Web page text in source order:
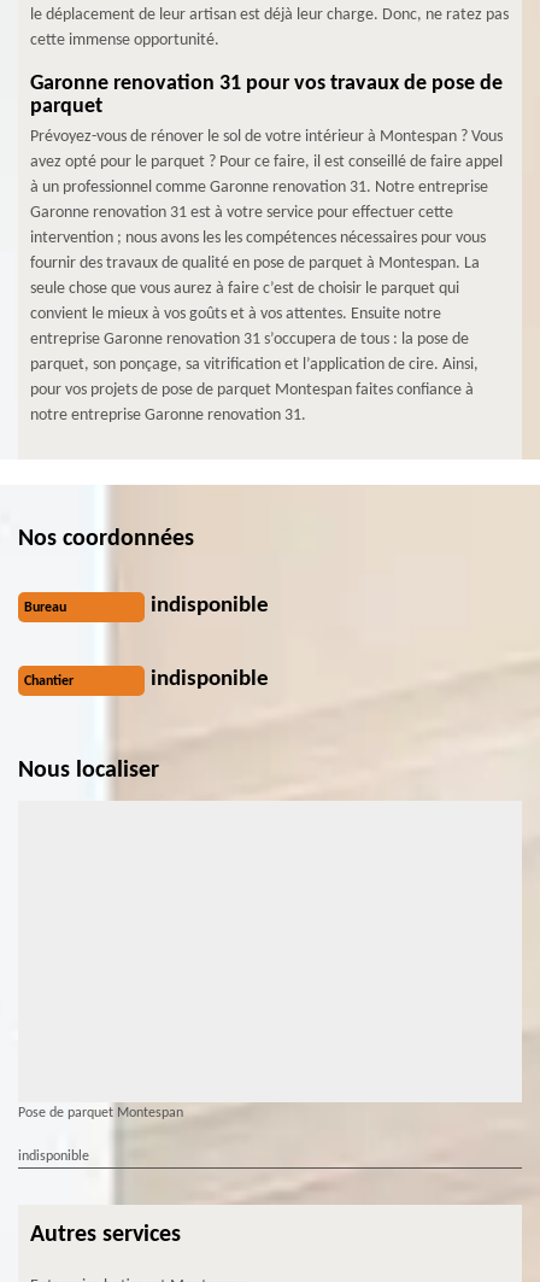
le déplacement de leur artisan est déjà leur charge. Donc, ne ratez pas
cette immense opportunité.
Garonne renovation 31 pour vos travaux de pose de
parquet
Prévoyez-vous de rénover le sol de votre intérieur à Montespan ? Vous
avez opté pour le parquet ? Pour ce faire, il est conseillé de faire appel
à un professionnel comme Garonne renovation 31. Notre entreprise
Garonne renovation 31 est à votre service pour effectuer cette
intervention ; nous avons les les compétences nécessaires pour vous
fournir des travaux de qualité en pose de parquet à Montespan. La
seule chose que vous aurez à faire c’est de choisir le parquet qui
convient le mieux à vos goûts et à vos attentes. Ensuite notre
entreprise Garonne renovation 31 s’occupera de tous : la pose de
parquet, son ponçage, sa vitrification et l’application de cire. Ainsi,
pour vos projets de pose de parquet Montespan faites confiance à
notre entreprise Garonne renovation 31.
Nos coordonnées
Bureau indisponible
Chantier indisponible
Nous localiser
Pose de parquet Montespan
indisponible
Autres services